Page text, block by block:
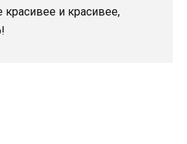
красивее и красивее,